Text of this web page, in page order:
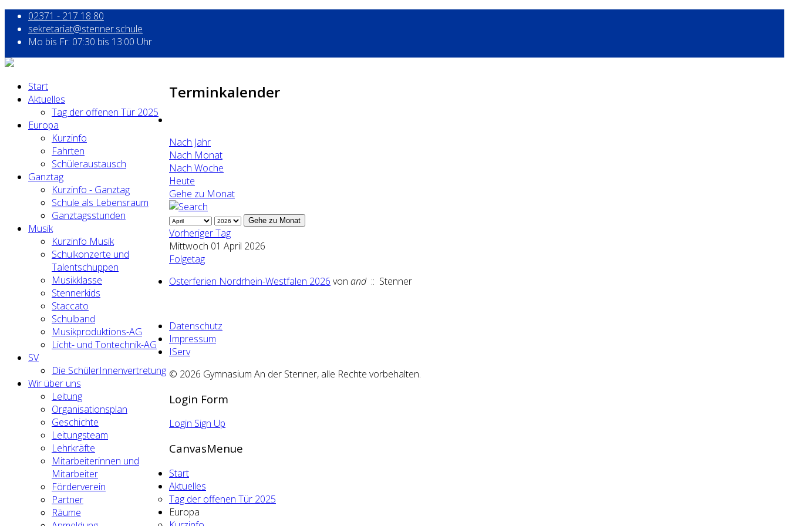
02371 - 217 18 80
sekretariat@stenner.schule
Mo bis Fr: 07:30 bis 13:00 Uhr
Start
Aktuelles
Tag der offenen Tür 2025
Europa
Kurzinfo
Fahrten
Schüleraustausch
Ganztag
Kurzinfo - Ganztag
Schule als Lebensraum
Ganztagsstunden
Musik
Kurzinfo Musik
Schulkonzerte und
Talentschuppen
Musikklasse
Stennerkids
Staccato
Schulband
Musikproduktions-AG
Licht- und Tontechnik-AG
SV
Die SchülerInnenvertretung
Wir über uns
Leitung
Organisationsplan
Geschichte
Leitungsteam
Lehrkräfte
Mitarbeiterinnen und
Mitarbeiter
Förderverein
Partner
Räume
Terminkalender
Nach Jahr
Nach Monat
Nach Woche
Heute
Gehe zu Monat
Gehe zu Monat
Vorheriger Tag
Mittwoch 01 April 2026
Folgetag
Osterferien Nordrhein-Westfalen 2026 von and:: Stenner
Datenschutz
Impressum
IServ
© 2026 Gymnasium An der Stenner, alle Rechte vorbehalten.
Login Form
Login Sign Up
CanvasMenue
Start
Aktuelles
Tag der offenen Tür 2025
Europa